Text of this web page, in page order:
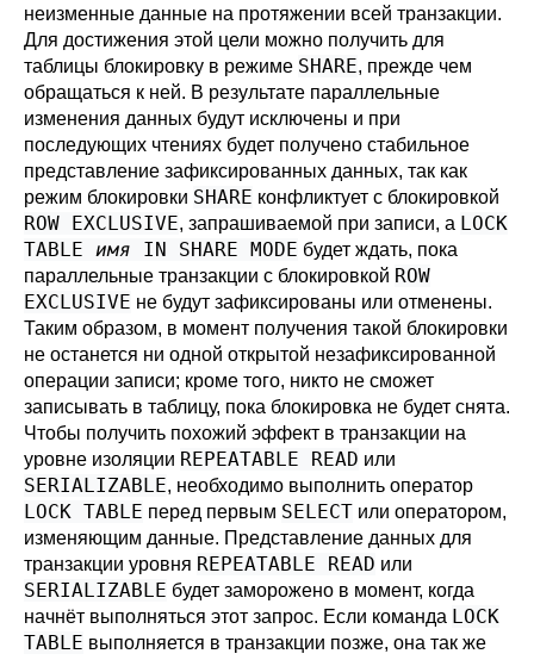
неизменные данные на протяжении всей транзакции.
Для достижения этой цели можно получить для
таблицы блокировку в режиме SHARE, прежде чем
обращаться к ней. В результате параллельные
изменения данных будут исключены и при
последующих чтениях будет получено стабильное
представление зафиксированных данных, так как
режим блокировки SHARE конфликтует с блокировкой
ROW EXCLUSIVE, запрашиваемой при записи, а LOCK
TABLE имя IN SHARE MODE будет ждать, пока
параллельные транзакции с блокировкой ROW
EXCLUSIVE не будут зафиксированы или отменены.
Таким образом, в момент получения такой блокировки
не останется ни одной открытой незафиксированной
операции записи; кроме того, никто не сможет
записывать в таблицу, пока блокировка не будет снята.
Чтобы получить похожий эффект в транзакции на
уровне изоляции REPEATABLE READ или
SERIALIZABLE, необходимо выполнить оператор
LOCK TABLE перед первым SELECT или оператором,
изменяющим данные. Представление данных для
транзакции уровня REPEATABLE READ или
SERIALIZABLE будет заморожено в момент, когда
начнёт выполняться этот запрос. Если команда LOCK
TABLE выполняется в транзакции позже, она так же